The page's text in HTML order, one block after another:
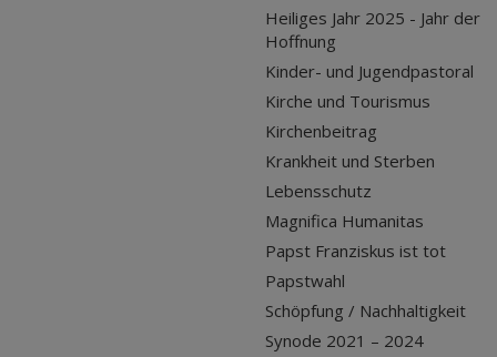
Heiliges Jahr 2025 - Jahr der
Hoffnung
Kinder- und Jugendpastoral
Kirche und Tourismus
Kirchenbeitrag
Krankheit und Sterben
Lebensschutz
Magnifica Humanitas
Papst Franziskus ist tot
Papstwahl
Schöpfung / Nachhaltigkeit
Synode 2021 – 2024